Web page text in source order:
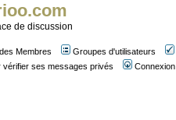
de discussion
Membres Groupes d'utilisateurs
vérifier ses messages privés Connexion